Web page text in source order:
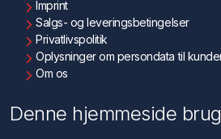
Imprint
Salgs- og leveringsbetingelser
Privatlivspolitik
Oplysninger om persondata til
Om os
Denne hjemmeside